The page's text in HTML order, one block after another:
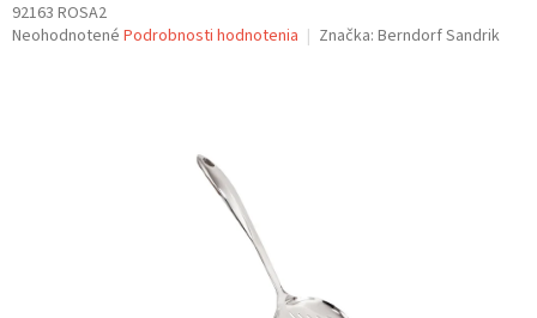
92163 ROSA2
Priemerné
Neohodnotené Podrobnosti hodnotenia Značka: Berndorf Sandrik